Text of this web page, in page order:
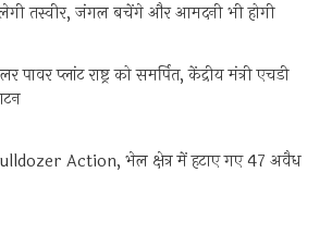
तस्वीर, जंगल बचेंगे और आमदनी भी होगी
पावर प्लांट राष्ट्र को समर्पित, केंद्रीय मंत्री एचडी
Bulldozer Action, भेल क्षेत्र में हटाए गए 47 अवैध